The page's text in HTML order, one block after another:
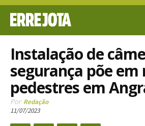
Instalação de
segurança põe em
pedestres em
Por Redação
11/07/2023